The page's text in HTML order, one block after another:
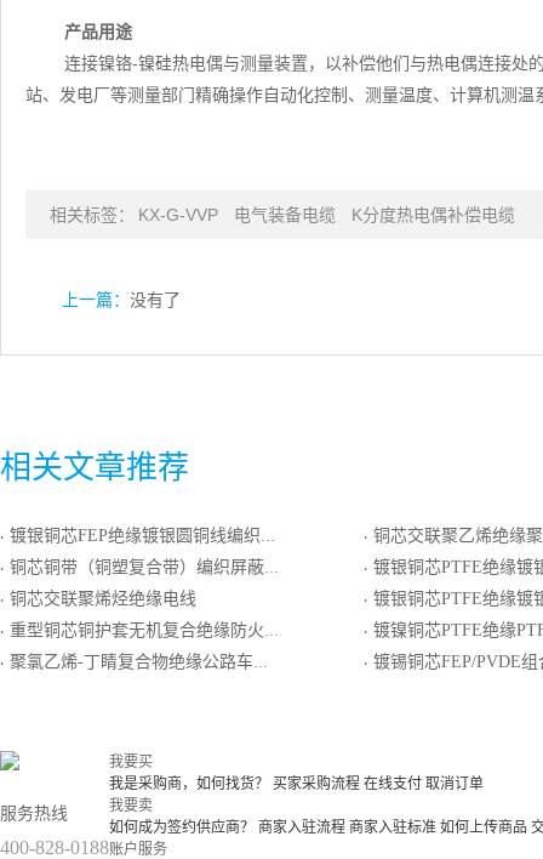
产品用途
连接镍铬-镍硅热电偶与测量装置，以补偿他们与热电偶连接处
站、发电厂等测量部门精确操作自动化控制、测量温度、计算机测温
相关标签： KX-G-VVP 电气装备电缆 K分度热电偶补偿电缆
上一篇： 没有了
相关文章推荐
· 镀银铜芯FEP绝缘镀银圆铜线编织编织屏蔽PI/FEP复合带护套轻型电线电缆
· 铜芯铜带（铜塑复合带）编织屏蔽总屏聚氯乙烯绝缘聚氯乙烯护套计算机电缆
· 铜芯交联聚烯烃绝缘电线
· 重型铜芯铜护套无机复合绝缘防火（耐火）电缆
· 聚氯乙烯-丁睛复合物绝缘公路车辆用线
· 铜芯交联聚乙烯绝缘聚氯乙烯护套铝
· 镀银铜芯PTFE绝缘镀银圆铜线绕包屏蔽PTFE
· 镀银铜芯PTFE绝缘镀银圆铜线编织
· 镀镍铜芯PTFE绝缘PTFE生
· 镀锡铜芯FEP/PVDE组合绝缘镀锡圆铜线编织
服务热线
400-828-0188
我要买
我是采购商，如何找货？
买家采购流程 在线支付 取消订单
我要卖
如何成为签约供应商？
商家入驻流程 商家入驻标准 如何上传商品
账户服务